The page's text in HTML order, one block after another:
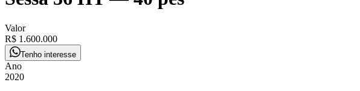
Valor
R$ 1.600.000
Tenho interesse
Ano
2020